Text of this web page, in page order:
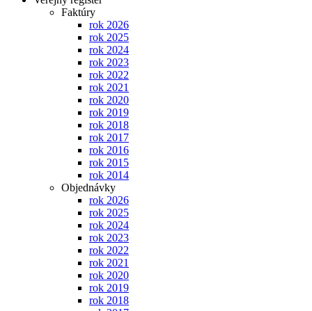
Faktúry
rok 2026
rok 2025
rok 2024
rok 2023
rok 2022
rok 2021
rok 2020
rok 2019
rok 2018
rok 2017
rok 2016
rok 2015
rok 2014
Objednávky
rok 2026
rok 2025
rok 2024
rok 2023
rok 2022
rok 2021
rok 2020
rok 2019
rok 2018